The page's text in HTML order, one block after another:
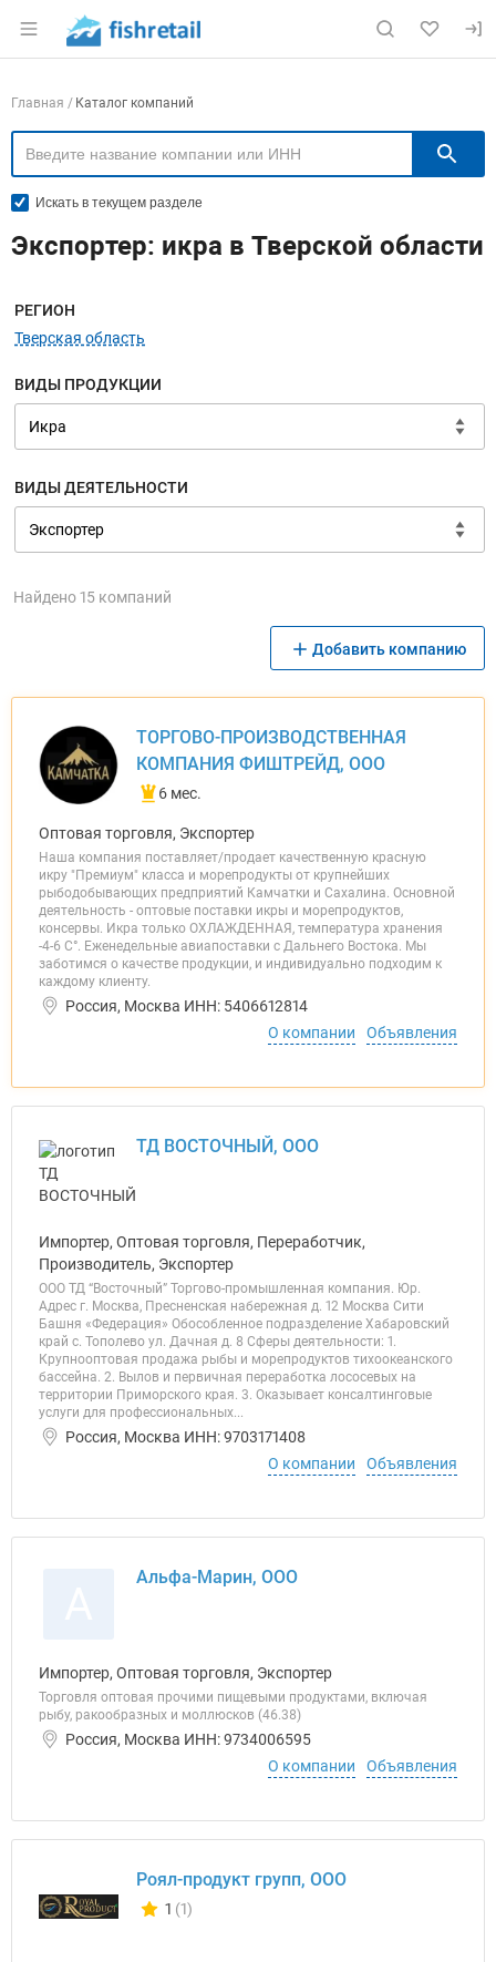
Раздел навигации по сайту fishretail.ru
Навигация по компаниям
Главная Каталог компаний
Искать в текущем разделе
Экспортер: икра в Тверской области
Меню навигации
РЕГИОН
Тверская область
ВИДЫ ПРОДУКЦИИ
ВИДЫ ДЕЯТЕЛЬНОСТИ
Найдено 15 компаний
Добавить компанию
ТОРГОВО-ПРОИЗВОДСТВЕННАЯ
КОМПАНИЯ ФИШТРЕЙД, ООО
6 мес.
Оптовая торговля, Экспортер
Наша компания поставляет/продает качественную красную
икру "Премиум" класса и морепродукты от крупнейших
рыбодобывающих предприятий Камчатки и Сахалина. Основной
деятельность - оптовые поставки икры и морепродуктов,
консервы. Икра только ОХЛАЖДЕННАЯ, температура хранения
-4-6 С°. Еженедельные авиапоставки с Дальнего Востока. Мы
заботимся о качестве продукции, и индивидуально подходим к
каждому клиенту.
Россия, Москва ИНН: 5406612814
О компании
Объявления
ТД ВОСТОЧНЫЙ, ООО
Импортер, Оптовая торговля, Переработчик,
Производитель, Экспортер
ООО ТД “Восточный” Торгово-промышленная компания. Юр.
Адрес г. Москва, Пресненская набережная д. 12 Москва Сити
Башня «Федерация» Обособленное подразделение Хабаровский
край с. Тополево ул. Дачная д. 8 Сферы деятельности: 1.
Крупнооптовая продажа рыбы и морепродуктов тихоокеанского
бассейна. 2. Вылов и первичная переработка лососевых на
территории Приморского края. 3. Оказывает консалтинговые
услуги для профессиональных...
Россия, Москва ИНН: 9703171408
О компании
Объявления
Альфа-Марин, ООО
Импортер, Оптовая торговля, Экспортер
Торговля оптовая прочими пищевыми продуктами, включая
рыбу, ракообразных и моллюсков (46.38)
Россия, Москва ИНН: 9734006595
О компании
Объявления
Роял-продукт групп, ООО
Количество отзывов у компании всего и сегодня
1 (1)